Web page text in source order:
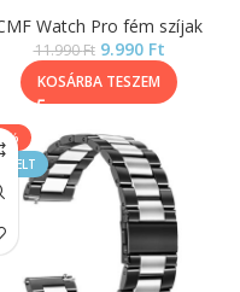
Watch Pro fém szíjak
11.990Ft 9.990 Ft
KOSÁRBA TESZEM